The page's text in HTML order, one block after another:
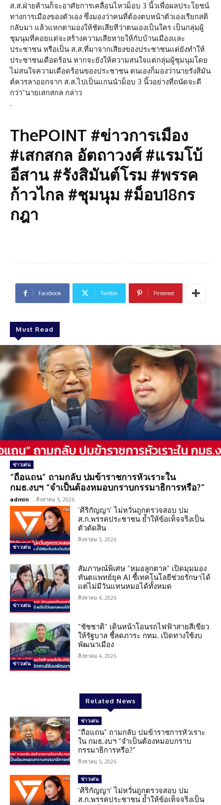
ส.ส.ฝ่ายค้านก็จะอาศัยการเคลื่อนไหวม็อบ 3 นิ้วเพื่อผลประโยชน์
ทางการเมืองของตัวเอง ซึ่งมองว่าคนที่ต้องตบหน้าตัวเองเรียกสติ
กลับมา แล้วแหกตามองให้ชัดเสียทีว่าตนเองเป็นใคร เป็นกลุ่มผู้
ชุมนุมที่คอยแต่จะสร้างความเสียหายให้กับบ้านเมืองและ
ประชาชน หรือเป็น ส.ส.ที่มาจากเสียงของประชาชนแต่ยังทำให้
ประชาชนเดือดร้อน หากจะยังให้ความสนใจแต่กลุ่มผู้ชุมนุมโดย
ไม่สนใจความเดือดร้อนของประชาชน ตนเองก็มองว่านายรังสิมัน
ต์ควรลาออกจาก ส.ส.ไปเป็นแกนนำม็อบ 3 นิ้วอย่างที่ถนัดจะดี
กว่า”นายเสกสกล กล่าว
.
ThePOINT #ข่าวการเมือง
#เสกสกล อัตถาวงศ์ #แรมโบ้
อีสาน #รังสิมันต์โรม #พรรค
ก้าวไกล #ชุมนุม #ม็อบ18กร
กฎา
Facebook Twitter Pinterest
Must Read
ข่าวเด่น
“ถือแถน” ถามกลับ ปมข้าราชการหัวเราะใน
กมธ.งบฯ “จำเป็นต้องหมอบกราบกรรมาธิการหรือ?”
admin - สิงหาคม 5, 2026
ข่าวเด่น
‘ศิริกัญญา’ ไม่หวั่นถูกตรวจสอบ ปม
ส.ก.พรรคประชาชน ย้ำให้ข้อเท็จจริงเป็น
ตัวตัดสิน
สิงหาคม 5, 2026
ข่าวเด่น
สัมภาษณ์พิเศษ “หมอลูกตาล” เปิดมุมมอง
ทันตแพทย์ยุค AI ชี้เทคโนโลยีช่วยรักษาได้
แต่ไม่มีวันแทนหมอได้ทั้งหมด
สิงหาคม 4, 2026
ข่าวเด่น
“ชัชชาติ” เดินหน้าโอนรถไฟฟ้าสายสีเขียว
ให้รัฐบาล ชี้ลดภาระ กทม. เปิดทางใช้งบ
พัฒนาเมือง
สิงหาคม 4, 2026
Related News
ข่าวเด่น
“ถือแถน” ถามกลับ ปมข้าราชการหัวเราะ
ใน กมธ.งบฯ “จำเป็นต้องหมอบกราบ
กรรมาธิการหรือ?”
สิงหาคม 5, 2026
ข่าวเด่น
‘ศิริกัญญา’ ไม่หวั่นถูกตรวจสอบ ปม
ส.ก.พรรคประชาชน ย้ำให้ข้อเท็จจริงเป็น